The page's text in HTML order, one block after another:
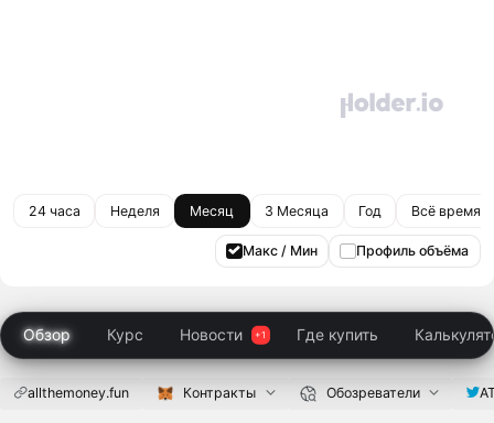
24 часа Неделя Месяц 3 Месяца Год Всё время
Макс / Мин Профиль объёма
Обзор Курс Новости Где купить
allthemoney.fun Контракты Обозреватели